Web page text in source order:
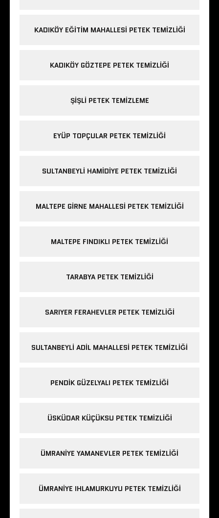
KADIKÖY EĞITIM MAHALLESI PETEK TEMIZLIĞI
KADIKÖY GÖZTEPE PETEK TEMIZLIĞI
ŞIŞLI PETEK TEMIZLEME
EYÜP TOPÇULAR PETEK TEMIZLIĞI
SULTANBEYLI HAMIDIYE PETEK TEMIZLIĞI
MALTEPE GIRNE MAHALLESI PETEK TEMIZLIĞI
MALTEPE FINDIKLI PETEK TEMIZLIĞI
TARABYA PETEK TEMIZLIĞI
SARIYER FERAHEVLER PETEK TEMIZLIĞI
SULTANBEYLI ADIL MAHALLESI PETEK TEMIZLIĞI
PENDIK GÜZELYALI PETEK TEMIZLIĞI
ÜSKÜDAR KÜÇÜKSU PETEK TEMIZLIĞI
ÜMRANIYE YAMANEVLER PETEK TEMIZLIĞI
ÜMRANIYE IHLAMURKUYU PETEK TEMIZLIĞI